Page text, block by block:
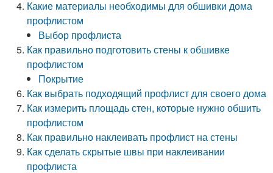
Какие материалы необходимы для обшивки дома
профлистом
Выбор профлиста
Как правильно подготовить стены к обшивке
профлистом
Покрытие
Как выбрать подходящий профлист для своего дома
Как измерить площадь стен, которые нужно обшить
профлистом
Как правильно наклеивать профлист на стены
Как сделать скрытые швы при наклеивании
профлиста